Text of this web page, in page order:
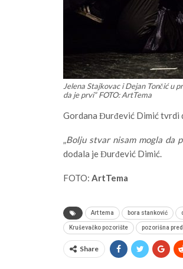
Jelena Stajkovac i Dejan Tončić u
da je prvi“ FOTO: ArtTema
Gordana Đurđević Dimić tvrdi
„Bolju stvar nisam mogla da
dodala je Đurđević Dimić.
FOTO: ArtTema
Art tema bora stanković
Kruševačko pozorište pozorišna
Share